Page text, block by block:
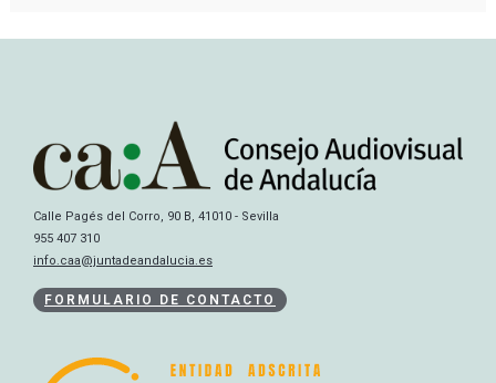
Calle Pagés del Corro, 90 B, 41010 - Sevilla
955 407 310
info.caa@juntadeandalucia.es
FORMULARIO DE CONTACTO